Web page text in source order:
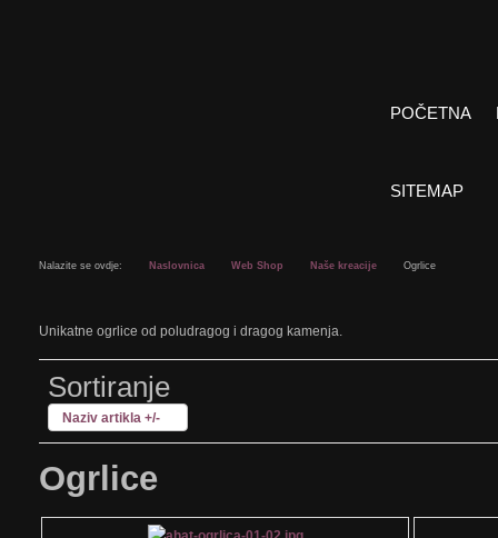
POČETNA
SITEMAP
Nalazite se ovdje: Naslovnica Web Shop Naše kreacije Ogrlice
Unikatne ogrlice od poludragog i dragog kamenja.
Sortiranje
Naziv artikla +/-
Ogrlice